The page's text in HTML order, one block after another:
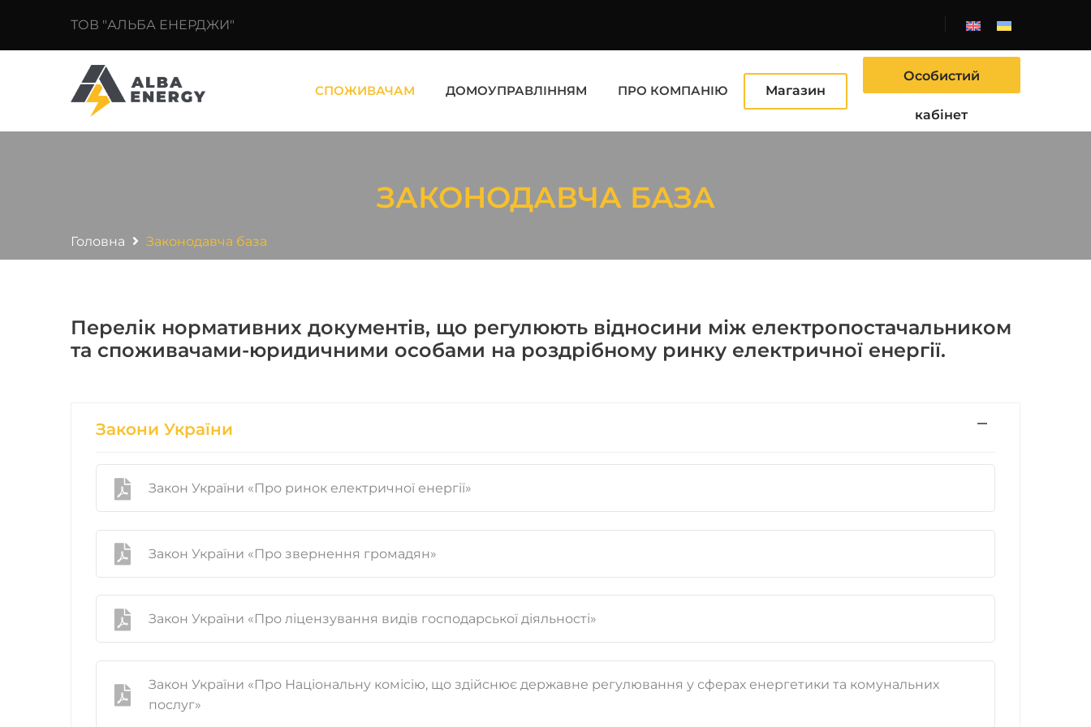
ТОВ "АЛЬБА ЕНЕРДЖИ"
СПОЖИВАЧАМ ДОМОУПРАВЛІННЯМ ПРО КОМПАНІЮ Магазин
Особистий
кабінет
ЗАКОНОДАВЧА БАЗА
Головна Законодавча база
Перелік нормативних документів, що регулюють відносини між електропостачальником
та споживачами-юридичними особами на роздрібному ринку електричної енергії.
Закони України
Закон України «Про ринок електричної енергії»
Закон України «Про звернення громадян»
Закон України «Про ліцензування видів господарської діяльності»
Закон України «Про Національну комісію, що здійснює державне регулювання у сферах енергетики та комунальних
послуг»